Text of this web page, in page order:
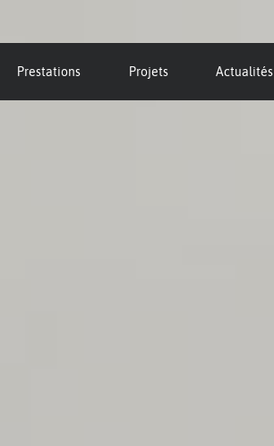
Prestations Projets Actualités